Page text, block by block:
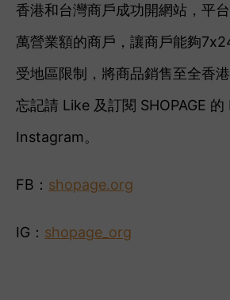
香港和台灣商戶成功開網站，平
萬營業額的商戶，讓商戶能夠
受地區限制，將商品銷售至全香
忘記請 Like 及訂閱 SHOPAGE
Instagram。
FB： shopage.org
IG： shopage_org